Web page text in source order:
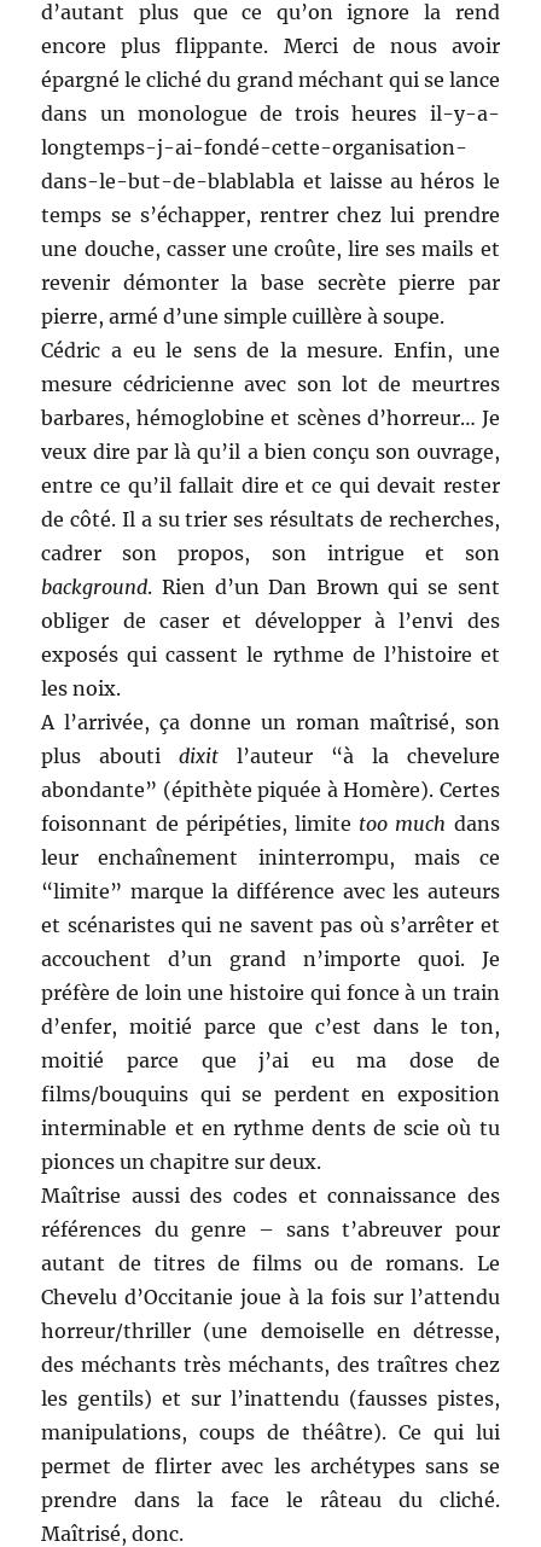
d’autant plus que ce qu’on ignore la rend
encore plus flippante. Merci de nous avoir
épargné le cliché du grand méchant qui se lance
dans un monologue de trois heures il-y-a-
longtemps-j-ai-fondé-cette-organisation-
dans-le-but-de-blablabla et laisse au héros le
temps se s’échapper, rentrer chez lui prendre
une douche, casser une croûte, lire ses mails et
revenir démonter la base secrète pierre par
pierre, armé d’une simple cuillère à soupe.
Cédric a eu le sens de la mesure. Enfin, une
mesure cédricienne avec son lot de meurtres
barbares, hémoglobine et scènes d’horreur… Je
veux dire par là qu’il a bien conçu son ouvrage,
entre ce qu’il fallait dire et ce qui devait rester
de côté. Il a su trier ses résultats de recherches,
cadrer son propos, son intrigue et son
background. Rien d’un Dan Brown qui se sent
obliger de caser et développer à l’envi des
exposés qui cassent le rythme de l’histoire et
les noix.
A l’arrivée, ça donne un roman maîtrisé, son
plus aboutidixit l’auteur “à la chevelure
abondante” (épithète piquée à Homère). Certes
foisonnant de péripéties, limite too much dans
leur enchaînement ininterrompu, mais ce
“limite” marque la différence avec les auteurs
et scénaristes qui ne savent pas où s’arrêter et
accouchent d’un grand n’importe quoi. Je
préfère de loin une histoire qui fonce à un train
d’enfer, moitié parce que c’est dans le ton,
moitié parce que j’ai eu ma dose de
films/bouquins qui se perdent en exposition
interminable et en rythme dents de scie où tu
pionces un chapitre sur deux.
Maîtrise aussi des codes et connaissance des
références du genre – sans t’abreuver pour
autant de titres de films ou de romans. Le
Chevelu d’Occitanie joue à la fois sur l’attendu
horreur/thriller (une demoiselle en détresse,
des méchants très méchants, des traîtres chez
les gentils) et sur l’inattendu (fausses pistes,
manipulations, coups de théâtre). Ce qui lui
permet de flirter avec les archétypes sans se
prendre dans la face le râteau du cliché.
Maîtrisé, donc.